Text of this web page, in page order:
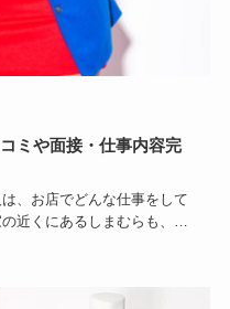
ミや面接・仕事内容完
、お店でどんな仕事をして
近くにあるしまむらも、バ